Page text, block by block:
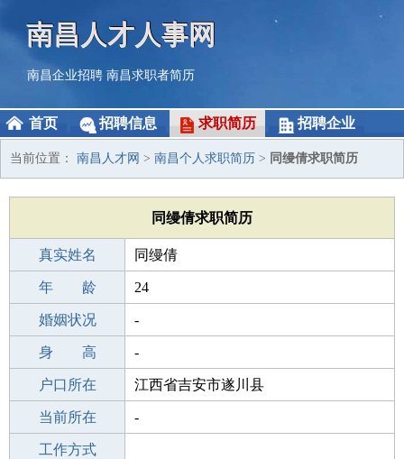
南昌人才人事网
南昌企业招聘 南昌求职者简历
首页 招聘信息 求职简历 招聘企业
当前位置： 南昌人才网 > 南昌个人求职简历 > 同缦倩求职简历
同缦倩求职简历
真实姓名 同缦倩
性 别 女
年 龄 24
出生年月 2002-05-09
婚姻状况 -
学 历 职校/技校
身 高 -
毕业学校 天水市天光电脑培训学校
户口所在 江西省吉安市遂川县
所学专业 -
当前所在 -
工作经验
工作方式